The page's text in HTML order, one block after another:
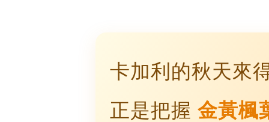
卡加利的秋天來
正是把握 金黃楓